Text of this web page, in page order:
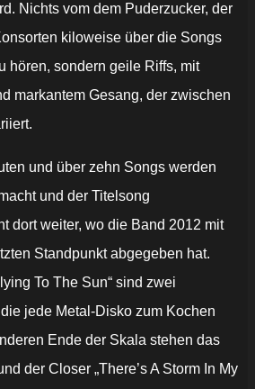
Nichts vom dem Puderzucker, der
kiloweise über die Songs
hören, sondern geile Riffs, mit
markantem Gesang, der zwischen
und über zehn Songs werden
und der Titelsong
dort weiter, wo die Band 2012 mit
Standpunkt abgegeben hat.
To The Sun“ sind zwei
jede Metal-Disko zum Kochen
Ende der Skala stehen das
der Closer „There’s A Storm In My